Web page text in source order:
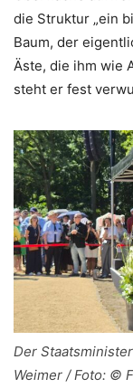
die Struktur „ein
Baum, der
Äste, die ihm wie
steht er fest
Der
Weimer / Foto: ©